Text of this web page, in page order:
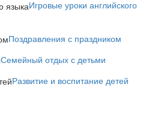
Игровые уроки английского
Поздравления с праздником
Семейный отдых с детьми
Развитие и воспитание детей